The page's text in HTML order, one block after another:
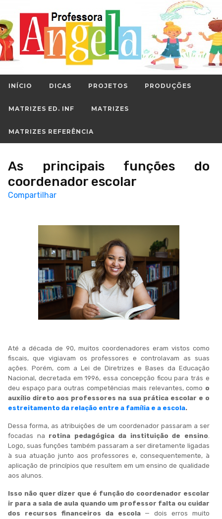
INÍCIO DICAS PROJETOS PRODUÇÕES
MATRIZES ED. INF MATRIZES
MATRIZES REFERÊNCIA
As principais funções do
coordenador escolar
Compartilhar
Até a década de 90, muitos coordenadores eram vistos como
fiscais, que vigiavam os professores e controlavam as suas
ações. Porém, com a Lei de Diretrizes e Bases da Educação
Nacional, decretada em 1996, essa concepção ficou para trás e
deu espaço para outras competências mais relevantes, como o
auxílio direto aos professores na sua prática escolar e o
estreitamento da relação entre a família e a escola.
Dessa forma, as atribuições de um coordenador passaram a ser
focadas na rotina pedagógica da instituição de ensino.
Logo, suas funções também passaram a ser diretamente ligadas
à sua atuação junto aos professores e, consequentemente, à
aplicação de princípios que resultem em um ensino de qualidade
aos alunos.
Isso não quer dizer que é função do coordenador escolar
ir para a sala de aula quando um professor falta ou cuidar
dos recursos financeiros da escola— dois erros muito